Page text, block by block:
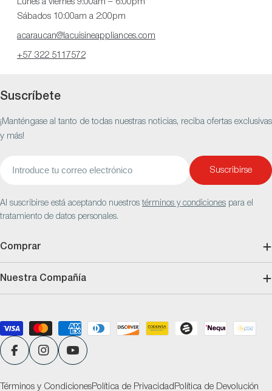
Lunes a viernes 9:00am – 6:00pm
Sábados 10:00am a 2:00pm
acaraucan@lacuisineappliances.com
+57 322 5117572
Suscríbete
¡Manténgase al tanto de todas nuestras noticias, reciba ofertas exclusivas
y más!
Suscribirse
Al suscribirse está aceptando nuestrostérminos y condiciones para el
tratamiento de datos personales.
Comprar
Nuestra Compañía
Métodos
de
pagoFacebookInstagramYouTube
Términos y CondicionesPolítica de Privacidad Política de Devolución